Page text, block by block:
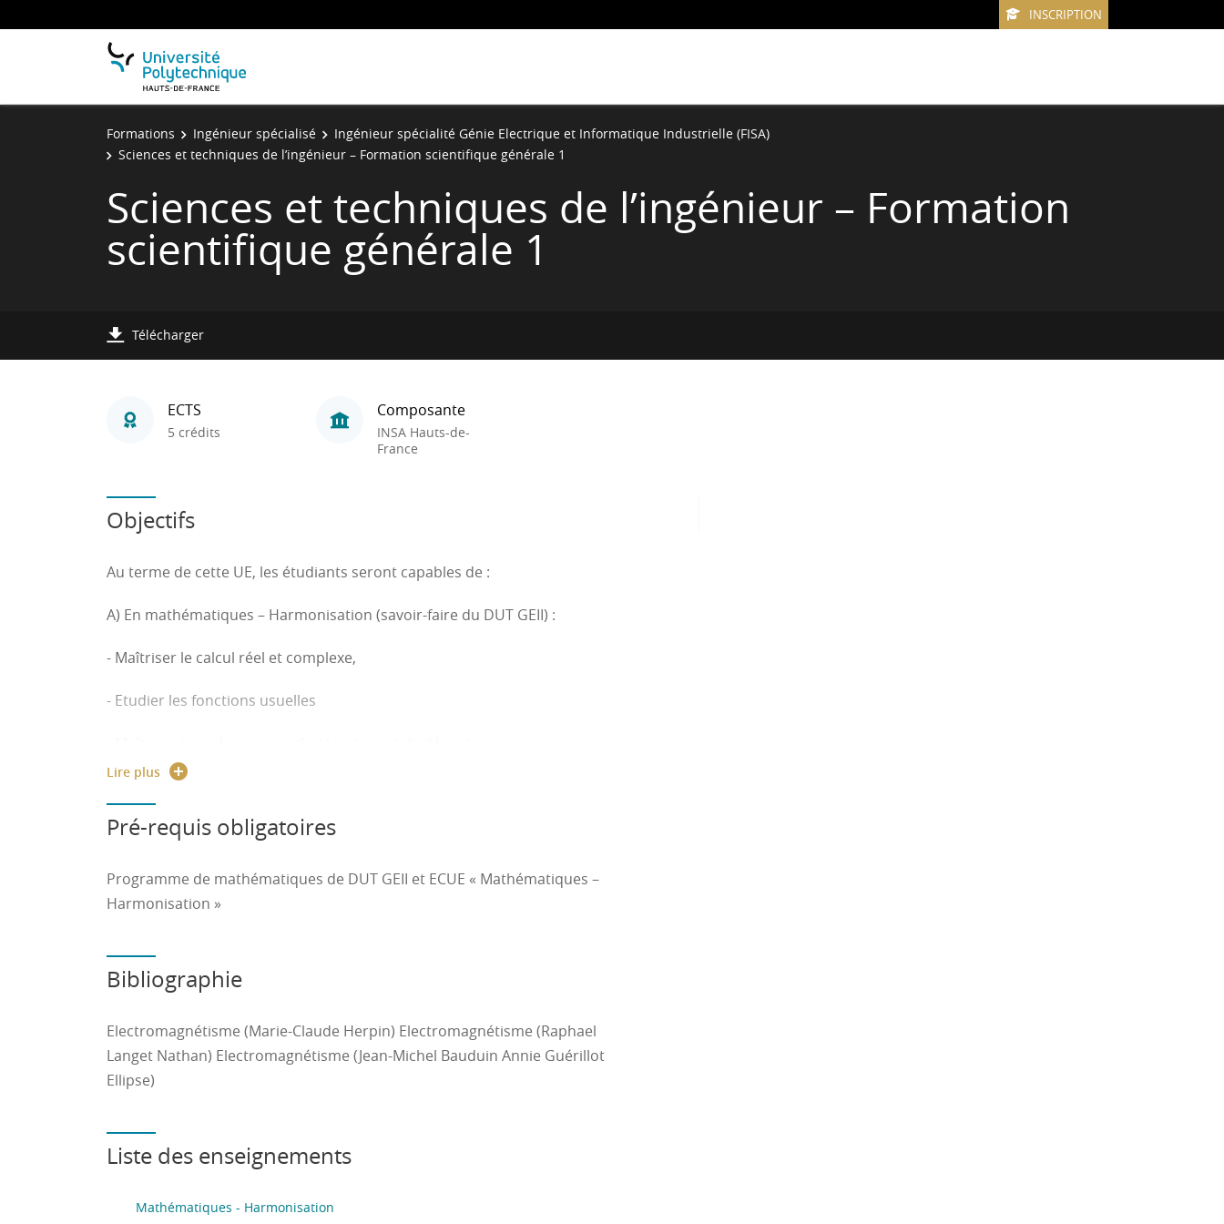
INSCRIPTION
Formations Ingénieur spécialisé
Ingénieur spécialité Génie Electrique et Informatique Industrielle (FISA)
Sciences et techniques de l’ingénieur – Formation scientifique générale 1
Sciences et techniques de l’ingénieur – Formation
scientifique générale 1
Télécharger
ECTS
5 crédits
Composante
INSA Hauts-de-
France
Objectifs
Au terme de cette UE, les étudiants seront capables de :
A) En mathématiques – Harmonisation (savoir-faire du DUT GEII) :
- Maîtriser le calcul réel et complexe,
- Etudier les fonctions usuelles
- Résoudre une équation différentielle (1
- Utiliser des fonctions réciproques
- Décomposer une fraction rationnelle en éléments simples
- Déterminer la nature d’une série numérique
- Calculer les dérivées partielles d’une fonction de plusieurs variables
- Développer avec rigueur une méthode de calcul,
- Posséder l’outil indispensable à la modélisation et au développement des
- Savoir décomposer un problème en sous-problème
Lire plus
Pré-requis obligatoires
Programme de mathématiques de DUT GEII et ECUE « Mathématiques –
Harmonisation »
Bibliographie
Electromagnétisme (Marie-Claude Herpin) Electromagnétisme (Raphael
Langet Nathan) Electromagnétisme (Jean-Michel Bauduin Annie Guérillot
Ellipse)
Liste des enseignements
Mathématiques - Harmonisation